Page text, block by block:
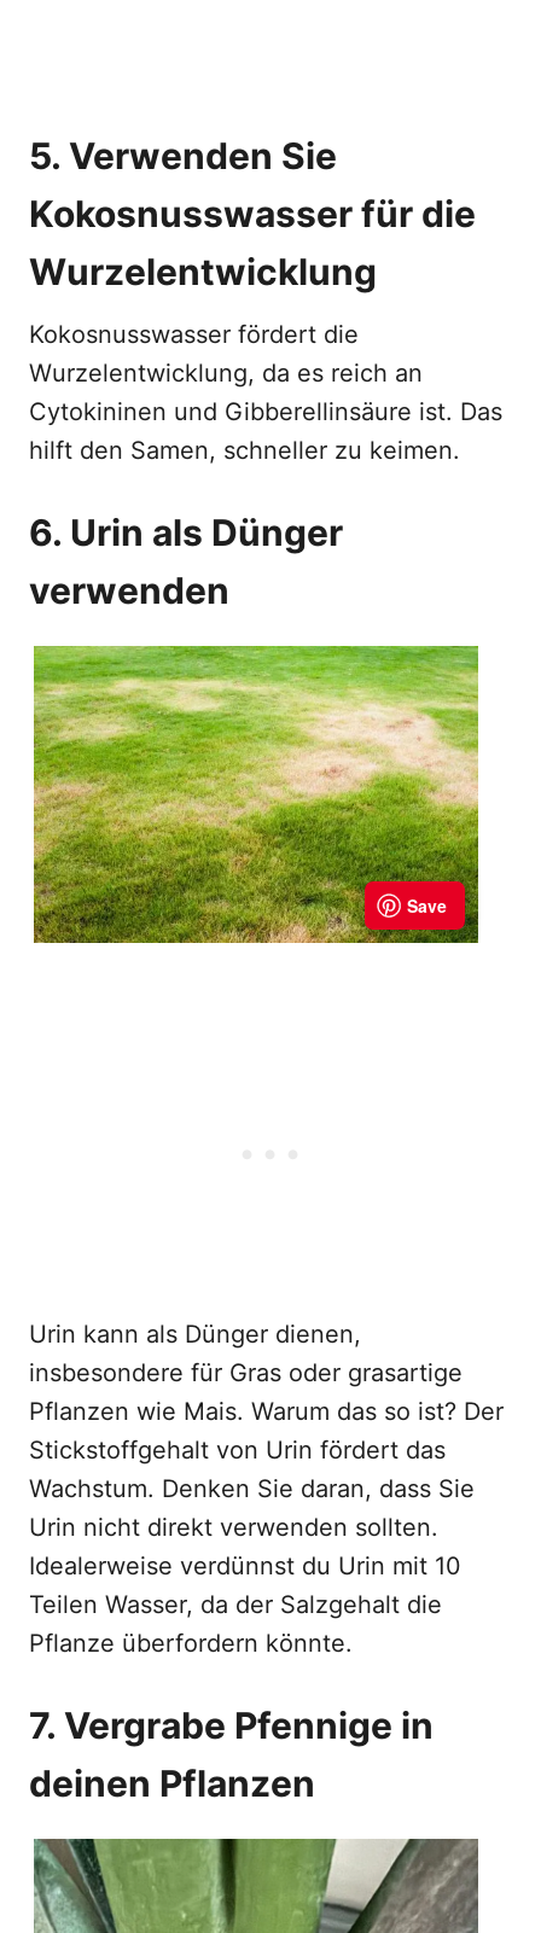
5. Verwenden Sie
Kokosnusswasser für die
Wurzelentwicklung
Kokosnusswasser fördert die
Wurzelentwicklung, da es reich an
Cytokininen und Gibberellinsäure ist. Das
hilft den Samen, schneller zu keimen.
6. Urin als Dünger
verwenden
Urin kann als Dünger dienen,
insbesondere für Gras oder grasartige
Pflanzen wie Mais. Warum das so ist? Der
Stickstoffgehalt von Urin fördert das
Wachstum. Denken Sie daran, dass Sie
Urin nicht direkt verwenden sollten.
Idealerweise verdünnst du Urin mit 10
Teilen Wasser, da der Salzgehalt die
Pflanze überfordern könnte.
7. Vergrabe Pfennige in
deinen Pflanzen